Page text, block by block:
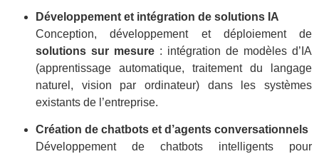
Développement et intégration de solutions IA
Conception, développement et déploiement de
solutions sur mesure : intégration de modèles d’IA
(apprentissage automatique, traitement du langage
naturel, vision par ordinateur) dans les systèmes
existants de l’entreprise.
Création de chatbots et d’agents conversationnels
Développement de chatbots intelligents pour